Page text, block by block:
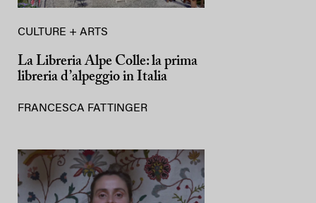
CULTURE + ARTS
La Libreria Alpe Colle: la prima
libreria d’alpeggio in Italia
FRANCESCA FATTINGER